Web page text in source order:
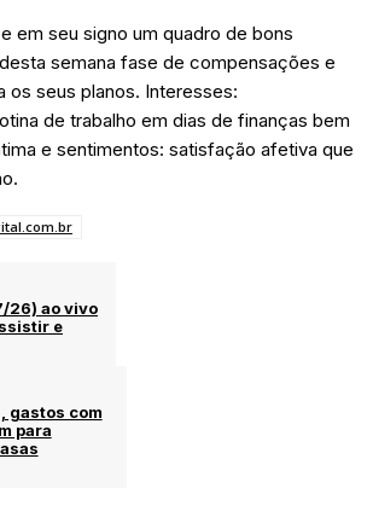
em seu signo um quadro de bons
semana fase de compensações e
os seus planos. Interesses:
de trabalho em dias de finanças bem
e sentimentos: satisfação afetiva que
26) ao vivo
e
gastos com
para